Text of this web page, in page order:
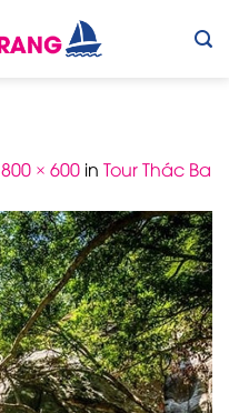
800 × 600 in Tour Thác Ba